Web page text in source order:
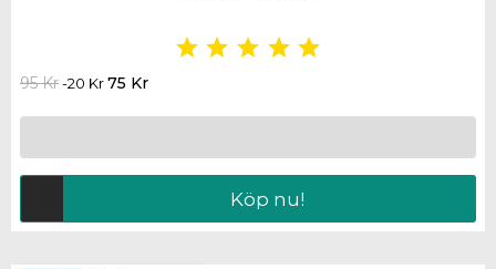
    
95 Kr-20 Kr75 Kr
Köp nu!